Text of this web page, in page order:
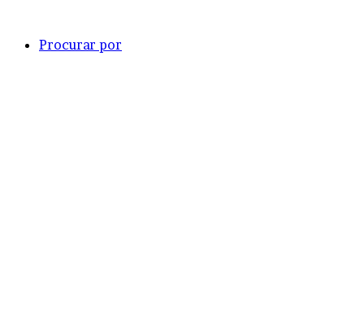
Procurar por